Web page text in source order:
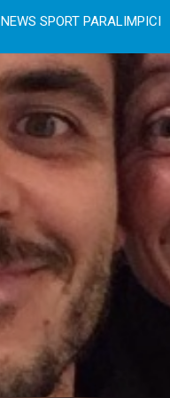
NEWS SPORT PARALIMPICI